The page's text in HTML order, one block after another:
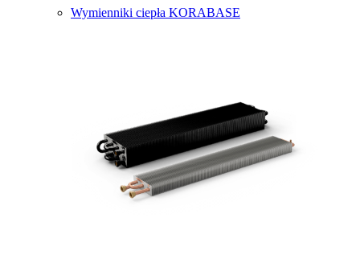
Wymienniki ciepła KORABASE